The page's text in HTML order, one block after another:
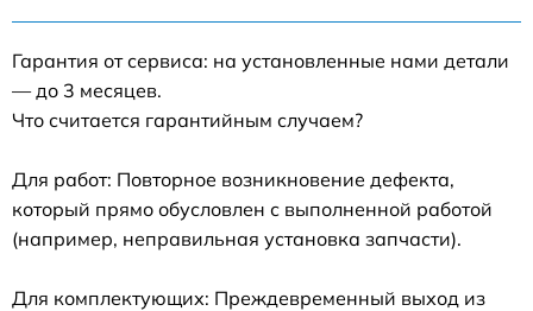
Гарантия от сервиса: на установленные нами детали
— до 3 месяцев.
Что считается гарантийным случаем?
Для работ: Повторное возникновение дефекта,
который прямо обусловлен с выполненной работой
(например, неправильная установка запчасти).
Для комплектующих: Преждевременный выход из